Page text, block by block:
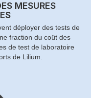
MESURES
déployer des tests de
fraction du coût des
de test de laboratoire
de Lilium.